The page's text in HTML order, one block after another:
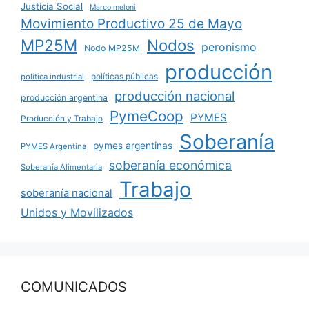
Justicia Social Marco meloni
Movimiento Productivo 25 de Mayo
MP25M Nodo MP25M Nodos peronismo
política industrial políticas públicas producción
producción argentina producción nacional
Producción y Trabajo PymeCoop PYMES
PYMES Argentina pymes argentinas Soberanía
Soberanía Alimentaria soberanía económica
soberanía nacional Trabajo
Unidos y Movilizados
COMUNICADOS